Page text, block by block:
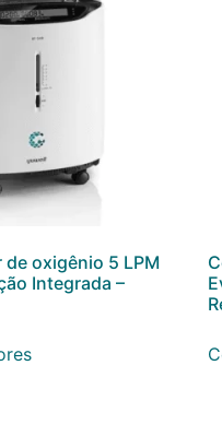
oxigênio 5 LPM
Integrada –